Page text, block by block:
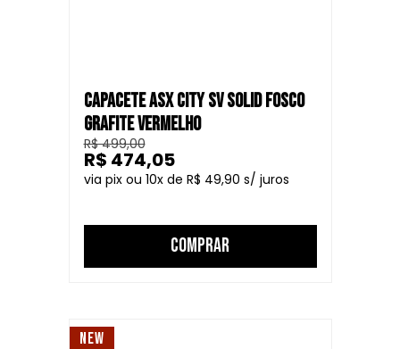
CAPACETE ASX CITY SV SOLID FOSCO
GRAFITE VERMELHO
R$ 499,00
10
R$ 49,90
R$ 474,05
COMPRAR
NEW